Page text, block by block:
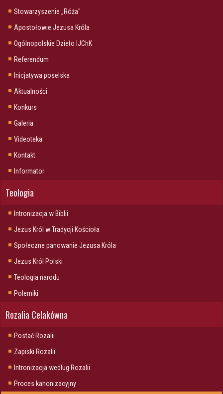
Stowarzyszenie „Róża"
Apostołowie Jezusa Króla
Ogólnopolskie Dzieło IJChK
Referendum
Inicjatywa poselska
Aktualności
Konkurs
Galeria
Videoteka
Kontakt
Informator
Teologia
Intronizacja w Biblii
Jezus Król w Tradycji Kościoła
Społeczne panowanie Jezusa Króla
Jezus Król Polski
Teologia narodu
Polemiki
Rozalia Celakówna
Postać Rozalii
Zapiski Rozalii
Intronizacja wedlug Rozalii
Proces kanonizacyjny